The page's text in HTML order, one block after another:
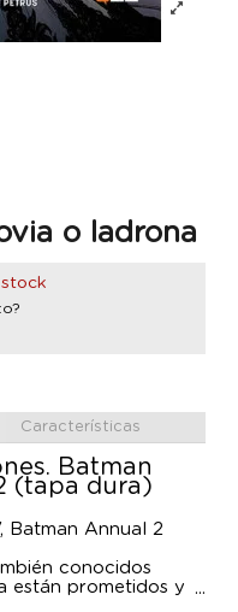
o ladrona
stock
Características
Batman
(tapa dura)
Batman Annual 2
conocidos
están prometidos y
para verse con Talia